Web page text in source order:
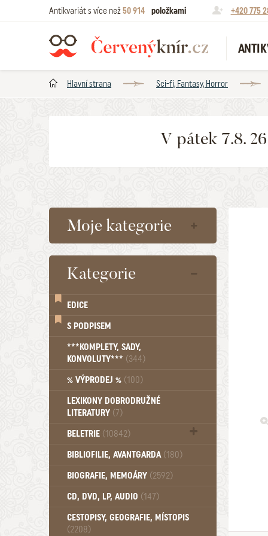
Antikvariát s více než50 914 položkami +420 775
Hlavní strana Sci-fi, Fantasy, Horror
V pátek 7.8.
Moje kategorie
Kategorie
EDICE
S PODPISEM
***KOMPLETY, SADY,
KONVOLUTY*** (344)
% VÝPRODEJ % (100)
LEXIKONY DOBRODRUŽNÉ
LITERATURY (7)
BELETRIE (10842)
Beletrie - Historická (1388)
Beletrie - Povídky (1758)
Beletrie - Válečné romány (489)
Beletrie - Ženské a dívčí romány
(1522)
BIBLIOFILIE, AVANTGARDA (180)
BIOGRAFIE, MEMOÁRY (2592)
CD, DVD, LP, AUDIO (147)
CESTOPISY, GEOGRAFIE, MÍSTOPIS
(2208)